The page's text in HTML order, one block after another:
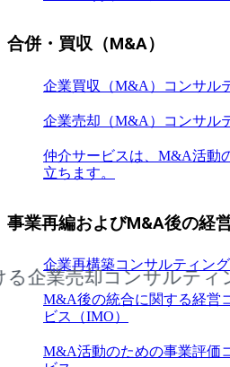
合併・買収（M&A）
企業買収（M&A）コンサル
企業売却（M&A）コンサル
仲介サービスは、M&A活動
立ちます。
事業再編およびM&A後の経
企業再構築コンサルティング
M&A後の統合に関する経営
ビス（IMO）
M&A活動のための事業評価
売却コンサルティング